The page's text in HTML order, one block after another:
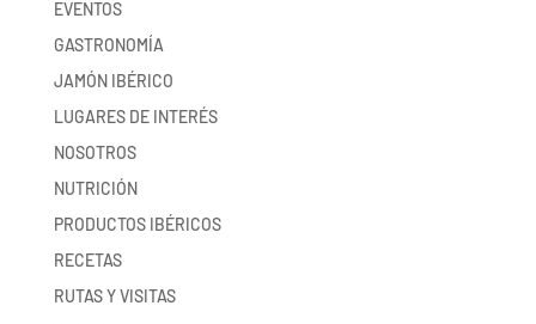
EVENTOS
GASTRONOMÍA
JAMÓN IBÉRICO
LUGARES DE INTERÉS
NOSOTROS
NUTRICIÓN
PRODUCTOS IBÉRICOS
RECETAS
RUTAS Y VISITAS